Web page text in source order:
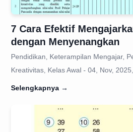
7 Cara Efektif
dengan Menyenangkan
Pendidikan, Keterampilan Mengajar,
Kreativitas, Kelas Awal - 04, Nov,
Selengkapnya →